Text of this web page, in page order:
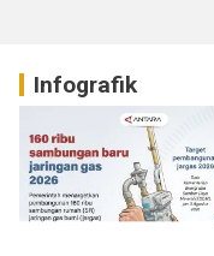
Infografik